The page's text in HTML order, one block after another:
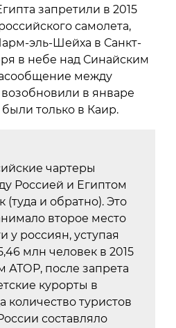
запретили в 2015
самолета,
эль-Шейха в Санкт-
в небе над Синайским
между
в январе
только в Каир.
чартеры
Россией и Египтом
(туда и обратно). Это
второе место
у россиян, уступая
млн человек в 2015
АТОР, после запрета
курорты в
количество туристов
составляло